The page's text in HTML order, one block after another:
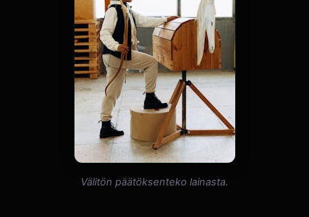
Välitön päätöksenteko lainasta.